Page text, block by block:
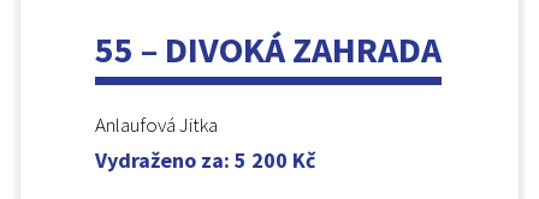
55 – DIVOKÁ ZAHRADA
Anlaufová Jitka
Vydraženo za:5 200 Kč